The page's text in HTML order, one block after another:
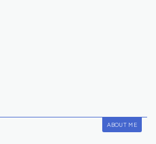
ABOUT ME